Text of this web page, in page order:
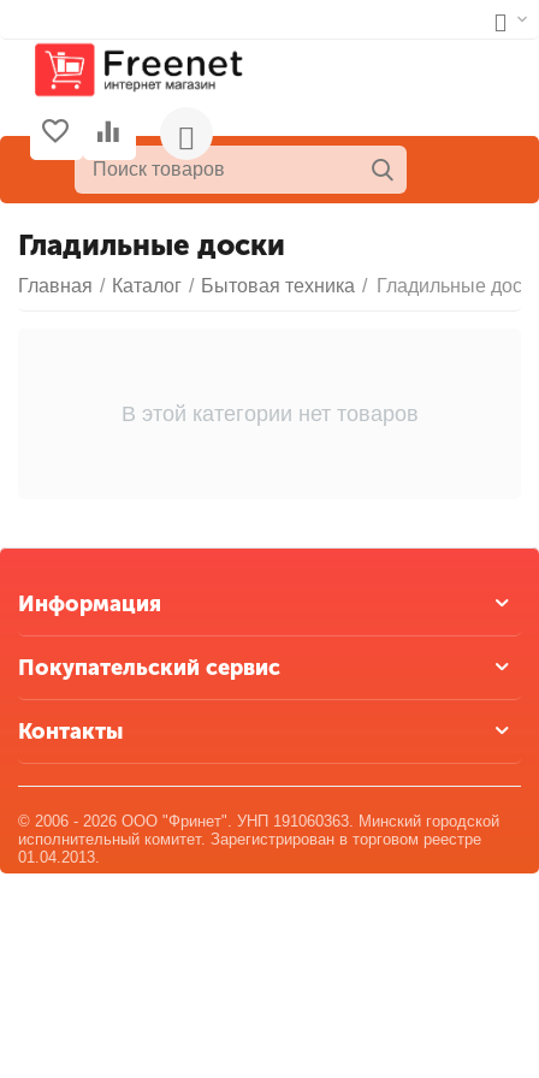
Гладильные доски
Главная / Каталог / Бытовая техника / Гладильные
В этой категории нет товаров
Информация
Покупательский сервис
Контакты
© 2006 - 2026 ООО "Фринет". УНП 191060363. Минский городской
исполнительный комитет. Зарегистрирован в торговом реестре
01.04.2013.